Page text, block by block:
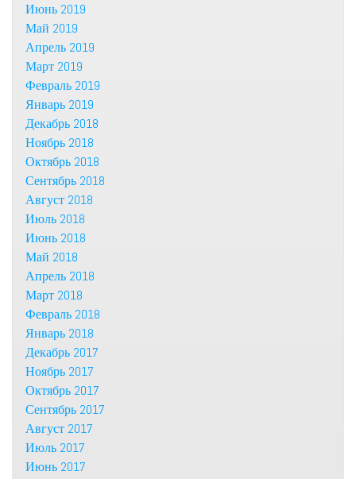
Июнь 2019
Май 2019
Апрель 2019
Март 2019
Февраль 2019
Январь 2019
Декабрь 2018
Ноябрь 2018
Октябрь 2018
Сентябрь 2018
Август 2018
Июль 2018
Июнь 2018
Май 2018
Апрель 2018
Март 2018
Февраль 2018
Январь 2018
Декабрь 2017
Ноябрь 2017
Октябрь 2017
Сентябрь 2017
Август 2017
Июль 2017
Июнь 2017